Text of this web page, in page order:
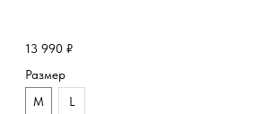
13 990 ₽
Размер
M
L